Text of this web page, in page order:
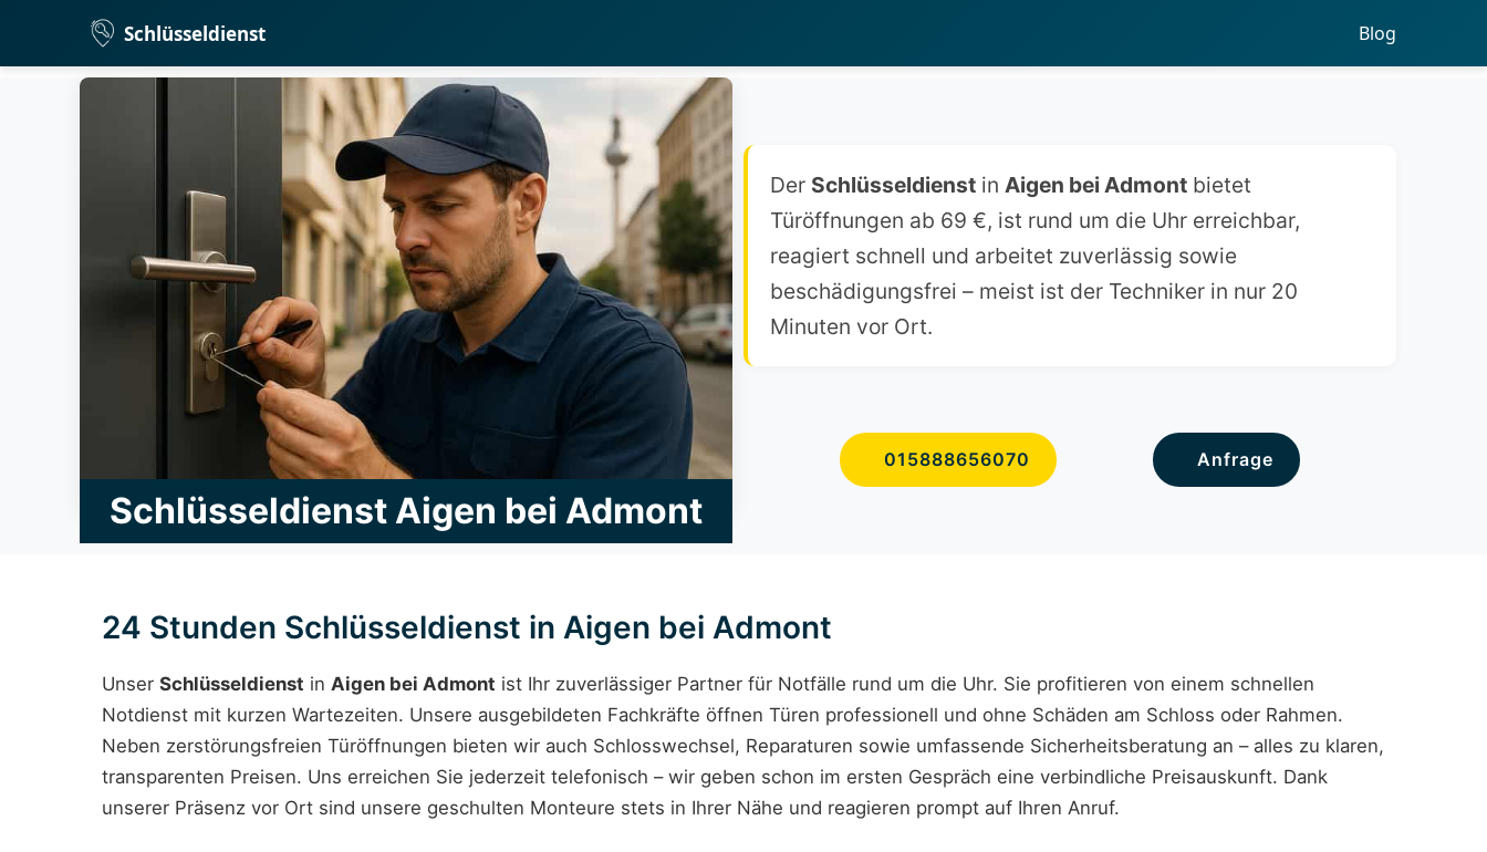
Schlüsseldienst Blog
Schlüsseldienst Aigen bei Admont
Der Schlüsseldienst in Aigen bei Admont bietet
Türöffnungen ab 69 €, ist rund um die Uhr erreichbar,
reagiert schnell und arbeitet zuverlässig sowie
beschädigungsfrei – meist ist der Techniker in nur 20
Minuten vor Ort.
015888656070 Anfrage
24 Stunden Schlüsseldienst in Aigen bei Admont
Unser Schlüsseldienst in Aigen bei Admont ist Ihr zuverlässiger Partner für Notfälle rund um die Uhr. Sie profitieren von einem schnellen
Notdienst mit kurzen Wartezeiten. Unsere ausgebildeten Fachkräfte öffnen Türen professionell und ohne Schäden am Schloss oder Rahmen.
Neben zerstörungsfreien Türöffnungen bieten wir auch Schlosswechsel, Reparaturen sowie umfassende Sicherheitsberatung an – alles zu klaren,
transparenten Preisen. Uns erreichen Sie jederzeit telefonisch – wir geben schon im ersten Gespräch eine verbindliche Preisauskunft. Dank
unserer Präsenz vor Ort sind unsere geschulten Monteure stets in Ihrer Nähe und reagieren prompt auf Ihren Anruf.